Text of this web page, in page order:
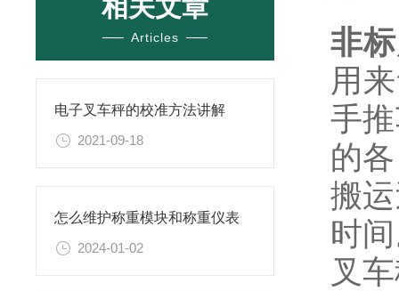
相关文章
Articles
电子叉车秤的校准方法讲解
2021-09-18
怎么维护称重模块和称重仪表
2024-01-02
非
用
手
的
搬
时
叉